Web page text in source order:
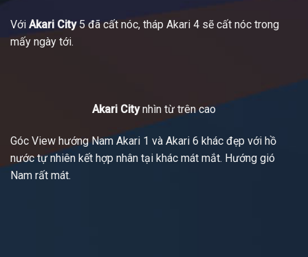
Với Akari City5 đã cất nóc, tháp Akari 4 sẽ cất nóc trong
mấy ngày tới.
Akari Citynhìn từ trên cao
Góc View hướng Nam Akari 1 và Akari 6 khác đẹp với hồ
nước tự nhiên kết hợp nhân tại khác mát mắt. Hướng gió
Nam rất mát.